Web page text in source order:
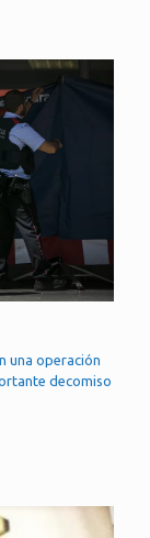
una operación
decomiso